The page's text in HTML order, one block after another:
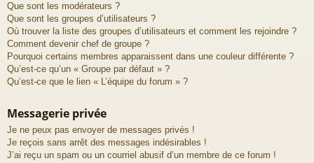
Que sont les modérateurs ?
Que sont les groupes d’utilisateurs ?
Où trouver la liste des groupes d’utilisateurs et comment les rejoindre ?
Comment devenir chef de groupe ?
Pourquoi certains membres apparaissent dans une couleur différente ?
Qu’est-ce qu’un « Groupe par défaut » ?
Qu’est-ce que le lien « L’équipe du forum » ?
Messagerie privée
Je ne peux pas envoyer de messages privés !
Je reçois sans arrêt des messages indésirables !
J’ai reçu un spam ou un courriel abusif d’un membre de ce forum !